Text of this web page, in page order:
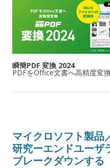
瞬簡PDF 変換 2024
PDFをOffice文書へ高精度変
マイクロソフト製品
研究ーエンドユーザ
ブレークダウンする